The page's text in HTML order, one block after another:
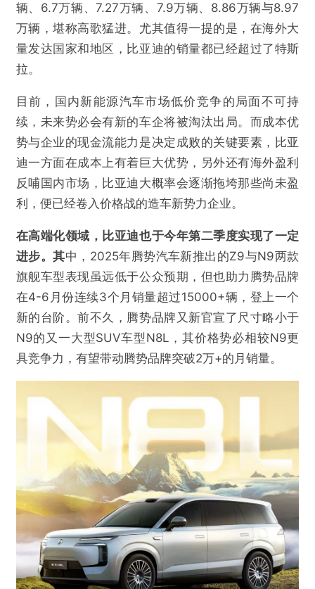
@砺石商业评论
比亚迪正面临着一场不算太糟糕的业务挑战
辆、6.7万辆、7.27万辆、7.9万辆、8.86万辆与8.97
万辆，堪称高歌猛进。尤其值得一提的是，在海外大
量发达国家和地区，比亚迪的销量都已经超过了特斯
拉。
目前，国内新能源汽车市场低价竞争的局面不可持
续，未来势必会有新的车企将被淘汰出局。而成本优
势与企业的现金流能力是决定成败的关键要素，比亚
迪一方面在成本上有着巨大优势，另外还有海外盈利
反哺国内市场，比亚迪大概率会逐渐拖垮那些尚未盈
利，便已经卷入价格战的造车新势力企业。
在高端化领域，比亚迪也于今年第二季度实现了一定
进步。其中，2025年腾势汽车新推出的Z9与N9两款
旗舰车型表现虽远低于公众预期，但也助力腾势品牌
在4-6月份连续3个月销量超过15000+辆，登上一个
新的台阶。前不久，腾势品牌又新官宣了尺寸略小于
N9的又一大型SUV车型N8L，其价格势必相较N9更
具竞争力，有望带动腾势品牌突破2万+的月销量。